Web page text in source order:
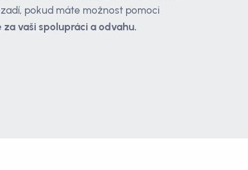
pokud máte možnost pomoci
za vaši spolupráci a odvahu.